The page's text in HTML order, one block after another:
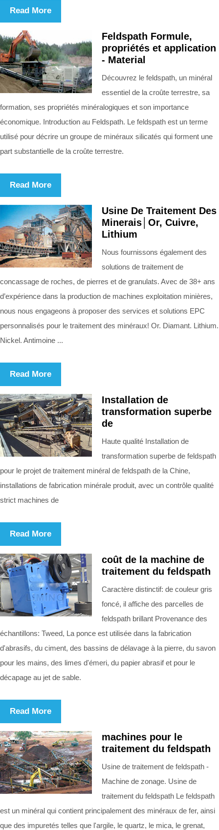
Read More
Feldspath Formule,
propriétés et application
- Material
Découvrez le feldspath, un minéral
essentiel de la croûte terrestre, sa
formation, ses propriétés minéralogiques et son importance
économique. Introduction au Feldspath. Le feldspath est un terme
utilisé pour décrire un groupe de minéraux silicatés qui forment une
part substantielle de la croûte terrestre.
Read More
Usine De Traitement Des
Minerais│Or, Cuivre,
Lithium
Nous fournissons également des
solutions de traitement de
concassage de roches, de pierres et de granulats. Avec de 38+ ans
d’expérience dans la production de machines exploitation minières,
nous nous engageons à proposer des services et solutions EPC
personnalisés pour le traitement des minéraux! Or. Diamant. Lithium.
Nickel. Antimoine ...
Read More
Installation de
transformation superbe
de
Haute qualité Installation de
transformation superbe de feldspath
pour le projet de traitement minéral de feldspath de la Chine,
installations de fabrication minérale produit, avec un contrôle qualité
strict machines de
Read More
coût de la machine de
traitement du feldspath
Caractère distinctif: de couleur gris
foncé, il affiche des parcelles de
feldspath brillant Provenance des
échantillons: Tweed, La ponce est utilisée dans la fabrication
d'abrasifs, du ciment, des bassins de délavage à la pierre, du savon
pour les mains, des limes d'émeri, du papier abrasif et pour le
décapage au jet de sable.
Read More
machines pour le
traitement du feldspath
Usine de traitement de feldspath -
Machine de zonage. Usine de
traitement du feldspath Le feldspath
est un minéral qui contient principalement des minéraux de fer, ainsi
que des impuretés telles que l'argile, le quartz, le mica, le grenat,